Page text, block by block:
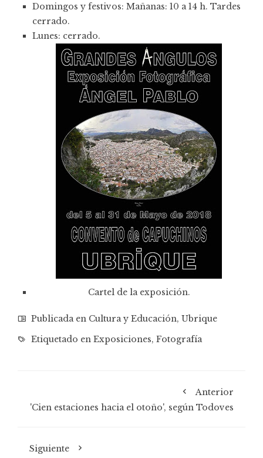
Domingos y festivos: Mañanas: 10 a 14 h. Tardes
cerrado.
Lunes: cerrado.
Cartel de la exposición.
Publicada en Cultura y Educación, Ubrique
Etiquetado en Exposiciones, Fotografía
Anterior
'Cien estaciones hacia el otoño', según Todoves
Siguiente